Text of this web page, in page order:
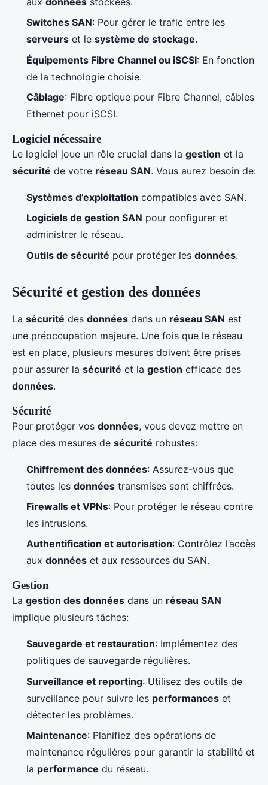
Switches SAN: Pour gérer le trafic entre les
serveurs et le système de stockage.
Équipements Fibre Channel ou iSCSI: En fonction
de la technologie choisie.
Câblage: Fibre optique pour Fibre Channel, câbles
Ethernet pour iSCSI.
Logiciel nécessaire
Le logiciel joue un rôle crucial dans la gestion et la
sécurité de votre réseau SAN. Vous aurez besoin de:
Systèmes d’exploitation compatibles avec SAN.
Logiciels de gestion SAN pour configurer et
administrer le réseau.
Outils de sécurité pour protéger les données.
Sécurité et gestion des données
La sécurité des données dans un réseau SAN est
une préoccupation majeure. Une fois que le réseau
est en place, plusieurs mesures doivent être prises
pour assurer la sécurité et la gestion efficace des
données.
Sécurité
Pour protéger vos données, vous devez mettre en
place des mesures de sécurité robustes:
Chiffrement des données: Assurez-vous que
toutes les données transmises sont chiffrées.
Firewalls et VPNs: Pour protéger le réseau contre
les intrusions.
Authentification et autorisation: Contrôlez l’accès
aux données et aux ressources du SAN.
Gestion
La gestion des données dans un réseau SAN
implique plusieurs tâches:
Sauvegarde et restauration: Implémentez des
politiques de sauvegarde régulières.
Surveillance et reporting: Utilisez des outils de
surveillance pour suivre les performances et
détecter les problèmes.
Maintenance: Planifiez des opérations de
maintenance régulières pour garantir la stabilité et
la performance du réseau.